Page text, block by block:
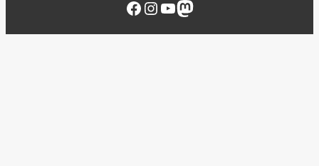
Facebook InstagramYouTube Mastodon